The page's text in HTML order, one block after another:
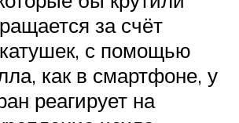
за счёт
с помощью
как в смартфоне, у
реагирует на